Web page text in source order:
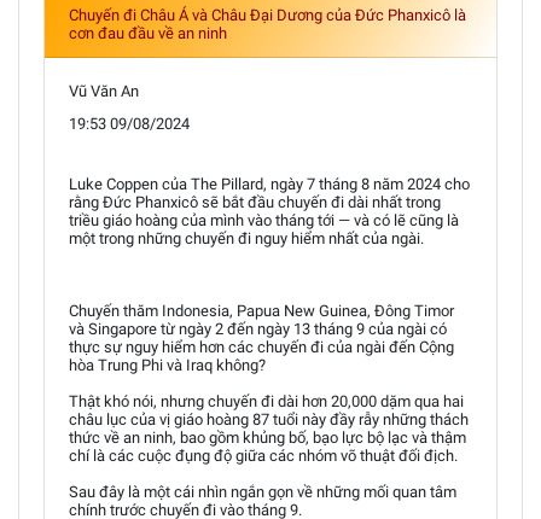
Chuyến đi Châu Á và Châu Đại Dương của Đức Phanxicô là
cơn đau đầu về an ninh
Vũ Văn An
19:53 09/08/2024
Luke Coppen của The Pillard, ngày 7 tháng 8 năm 2024 cho
rằng Đức Phanxicô sẽ bắt đầu chuyến đi dài nhất trong
triều giáo hoàng của mình vào tháng tới — và có lẽ cũng là
một trong những chuyến đi nguy hiểm nhất của ngài.
Chuyến thăm Indonesia, Papua New Guinea, Đông Timor
và Singapore từ ngày 2 đến ngày 13 tháng 9 của ngài có
thực sự nguy hiểm hơn các chuyến đi của ngài đến Cộng
hòa Trung Phi và Iraq không?
Thật khó nói, nhưng chuyến đi dài hơn 20,000 dặm qua hai
châu lục của vị giáo hoàng 87 tuổi này đầy rẫy những thách
thức về an ninh, bao gồm khủng bố, bạo lực bộ lạc và thậm
chí là các cuộc đụng độ giữa các nhóm võ thuật đối địch.
Sau đây là một cái nhìn ngắn gọn về những mối quan tâm
chính trước chuyến đi vào tháng 9.